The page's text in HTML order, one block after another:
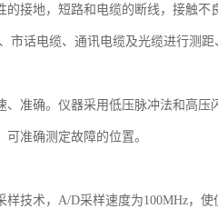
的接地，短路和电缆的断线，接触
市话电缆、通讯电缆及光缆进行测距
、准确。仪器采用低压脉冲法和高
可准确测定故障的位置。
样技术，A/D采样速度为100MHz，使